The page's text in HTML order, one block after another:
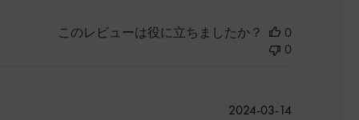
このレビューは役に立ちましたか？
0
0
公
2024-03-14